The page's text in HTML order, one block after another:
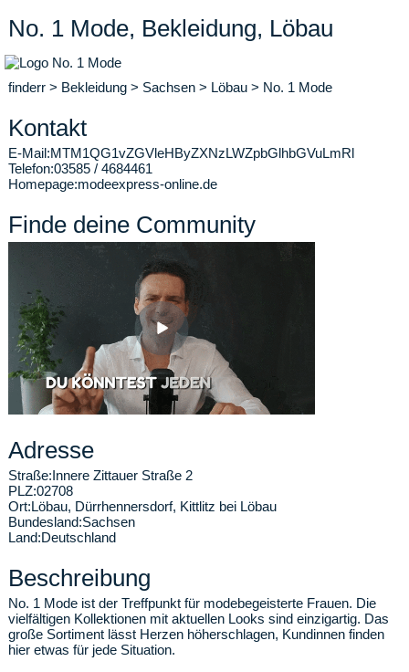
No. 1 Mode, Bekleidung, Löbau
finderr > Bekleidung > Sachsen > Löbau > No. 1 Mode
Kontakt
E-Mail:MTM1QG1vZGVleHByZXNzLWZpbGlhbGVuLmRl
Telefon:03585 / 4684461
Homepage:modeexpress-online.de
Finde deine Community
Adresse
Straße:Innere Zittauer Straße 2
PLZ:02708
Ort:Löbau, Dürrhennersdorf, Kittlitz bei Löbau
Bundesland:Sachsen
Land:Deutschland
Beschreibung
No. 1 Mode ist der Treffpunkt für modebegeisterte Frauen. Die
vielfältigen Kollektionen mit aktuellen Looks sind einzigartig. Das
große Sortiment lässt Herzen höherschlagen, Kundinnen finden
hier etwas für jede Situation.